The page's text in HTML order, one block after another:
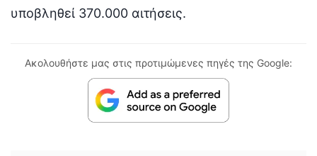
υποβληθεί 370.000 αιτήσεις.
Ακολουθήστε μας στις προτιμώμενες πηγές της Google: